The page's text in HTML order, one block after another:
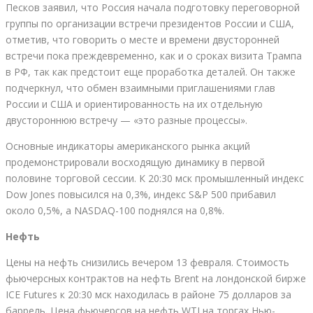
Песков заявил, что Россия начала подготовку переговорной
группы по организации встречи президентов России и США,
отметив, что говорить о месте и времени двусторонней
встречи пока преждевременно, как и о сроках визита Трампа
в РФ, так как предстоит еще проработка деталей. Он также
подчеркнул, что обмен взаимными приглашениями глав
России и США и ориентированность на их отдельную
двустороннюю встречу — «это разные процессы».
Основные индикаторы американского рынка акций
продемонстрировали восходящую динамику в первой
половине торговой сессии. К 20:30 мск промышленный индекс
Dow Jones повысился на 0,3%, индекс S&P 500 прибавил
около 0,5%, а NASDAQ-100 поднялся на 0,8%.
Нефть
Цены на нефть снизились вечером 13 февраля. Стоимость
фьючерсных контрактов на нефть Brent на лондонской бирже
ICE Futures к 20:30 мск находилась в районе 75 долларов за